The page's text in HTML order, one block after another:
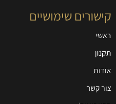
קישורים שימושיים
ראשי
תקנון
אודות
צור קשר